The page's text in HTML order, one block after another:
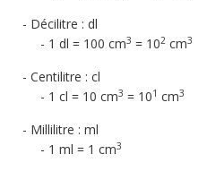
Décilitre : dl
1 dl = 100 cm3 = 102 cm3
Centilitre : cl
1 cl = 10 cm3 = 101 cm3
Millilitre : ml
1 ml = 1 cm3